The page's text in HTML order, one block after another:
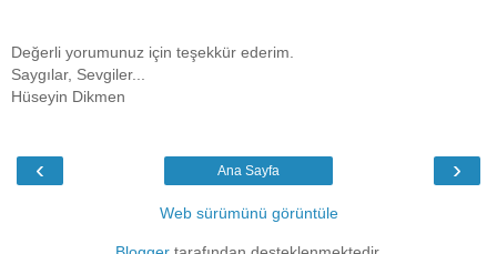
Değerli yorumunuz için teşekkür ederim.
Saygılar, Sevgiler...
Hüseyin Dikmen
‹ ›
Ana Sayfa
Web sürümünü görüntüle